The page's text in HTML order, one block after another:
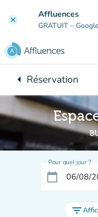
clear Affluences
GRATUIT –
arrow_leftRetour à :
Réservation
Pour quel jour ?
calendar_today
filter_list